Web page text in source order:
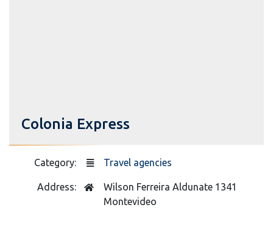
Colonia Express
Category: Travel agencies
Address:
Wilson Ferreira Aldunate 1341
Montevideo